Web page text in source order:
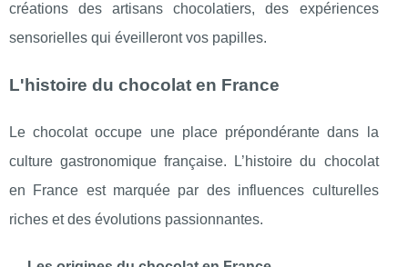
créations des artisans chocolatiers, des expériences
sensorielles qui éveilleront vos papilles.
L'histoire du chocolat en France
Le chocolat occupe une place prépondérante dans la
culture gastronomique française. L’histoire du chocolat
en France est marquée par des influences culturelles
riches et des évolutions passionnantes.